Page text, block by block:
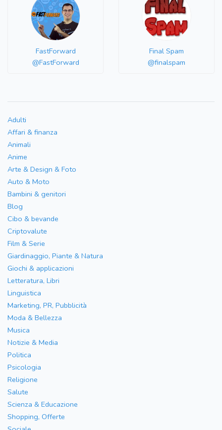
FastForward
@FastForward
Final Spam
@finalspam
Adulti
Affari & finanza
Animali
Anime
Arte & Design & Foto
Auto & Moto
Bambini & genitori
Blog
Cibo & bevande
Criptovalute
Film & Serie
Giardinaggio, Piante & Natura
Giochi & applicazioni
Letteratura, Libri
Linguistica
Marketing, PR, Pubblicità
Moda & Bellezza
Musica
Notizie & Media
Politica
Psicologia
Religione
Salute
Scienza & Educazione
Shopping, Offerte